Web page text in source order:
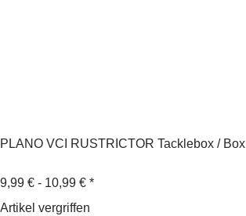
PLANO VCI RUSTRICTOR Tacklebox / Box
9,99 € - 10,99 € *
Artikel vergriffen